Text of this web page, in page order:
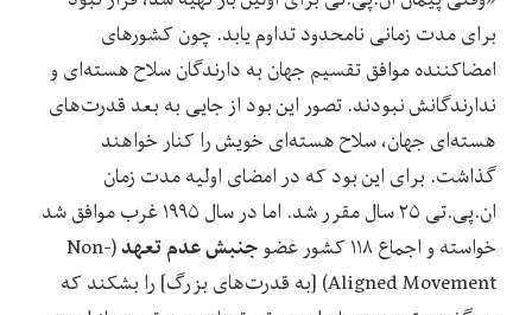
برای مدت زمانی نامحدود تداوم یابد. چون کشورهای
امضاکننده موافق تقسیم جهان به دارندگان سلاح هسته‌ای و
ندارندگانش نبودند. تصور این بود از جایی به بعد قدرت‌های
هسته‌ای جهان، سلاح هسته‌ای خویش را کنار خواهند
گذاشت. برای این بود که در امضای اولیه مدت زمان
ان.پی.تی ۲۵ سال مقرر شد. اما در سال ۱۹۹۵ غرب موافق شد
خواسته و اجماع ۱۱۸ کشور عضو
جنبش عدم تعهد (Non-
Aligned Movement) [به قدرت‌های بزرگ] را بشکند که